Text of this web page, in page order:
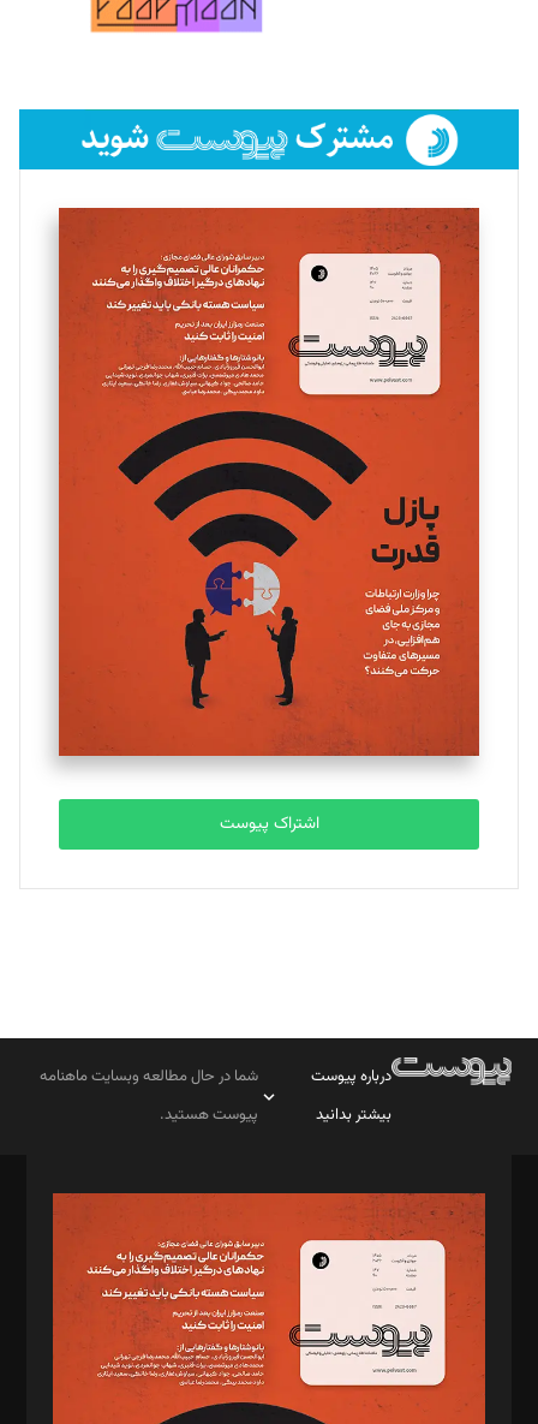
اشتراک پیوست
درباره پیوست
بیشتر بدانید
شما در حال مطالعه وبسایت ماهنامه
پیوست هستید.
مدیر مسئول: محمدباقر اثنی‌عشری
سردبیر: مهرک محمودی
دبیر تحریریه: میثم قاسمی
د‌بیر ناداستان: سمانه سمیع
د‌بیر خدمت و تجارت: ابوالفضل رجبی
د‌بیر حقوق فناوری: حسام‌الدین ایپکچی
د‌بیر پیوست جهان: مینا پاکدل